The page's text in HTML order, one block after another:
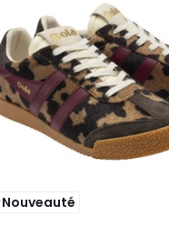
Nouveauté